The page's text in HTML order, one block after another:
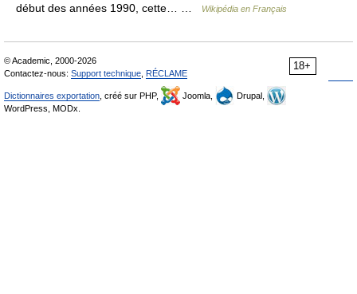
début des années 1990, cette… …
Wikipédia en Français
18+
© Academic, 2000-2026
Contactez-nous: Support technique RÉCLAME
Dictionnaires exportation , créé sur PHP, Joomla,
Drupal,
WordPress, MODx.